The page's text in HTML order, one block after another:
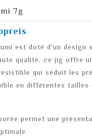
7g
est doté d'un design
qualité, ce jig offre
qui séduit les
en différentes
permet une